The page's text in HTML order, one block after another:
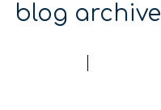
blog archive